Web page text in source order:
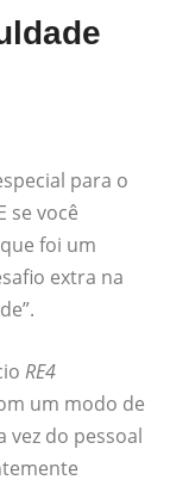
para o
se você
foi um
extra na
RE4
um modo de
vez do pessoal